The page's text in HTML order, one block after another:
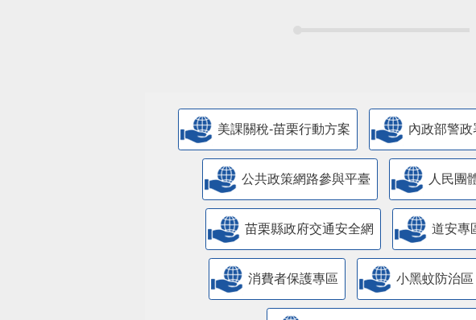
美課關稅-苗栗行動方案 內政部警政
公共政策網路參與平臺 人民團
苗栗縣政府交通安全網 道安專
消費者保護專區 小黑蚊防治區